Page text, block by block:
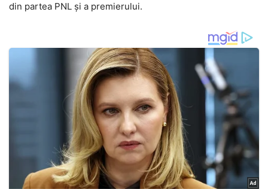
din partea PNL şi a premierului.